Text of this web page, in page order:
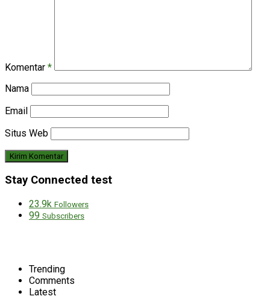
Komentar *
Nama
Email
Situs Web
Stay Connected test
23.9k Followers
99 Subscribers
Trending
Comments
Latest